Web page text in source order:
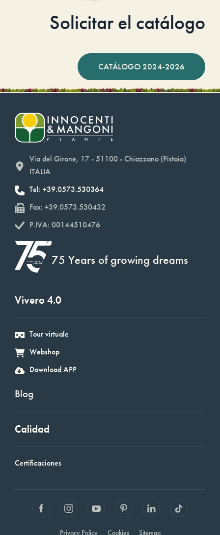
Solicitar el catálogo
CATÁLOGO 2024-2026
Via del Girone, 17 - 51100 - Chiazzano (Pistoia)
ITALIA
Tel: +39.0573.530364
Fax: +39.0573.530432
P.IVA: 00144510476
75 Years of growing dreams
Vivero 4.0
Tour virtuale
Webshop
Download APP
Blog
Calidad
Certificaciones
Privacy Policy Cookies Sitemap